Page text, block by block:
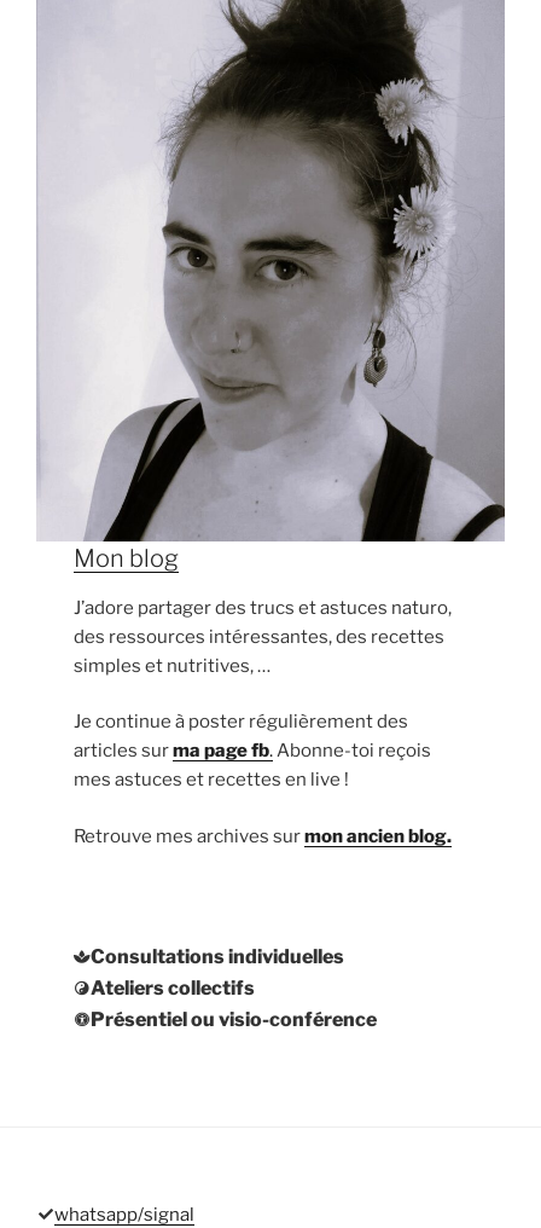
Mon blog
J’adore partager des trucs et astuces naturo,
des ressources intéressantes, des recettes
simples et nutritives, …
Je continue à poster régulièrement des
articles surma page fb.Abonne-toi reçois
mes astuces et recettes en live !
Retrouve mes archives surmon ancien blog.
Consultations individuelles
Ateliers collectifs
Présentiel ou visio-conférence
whatsapp/signal